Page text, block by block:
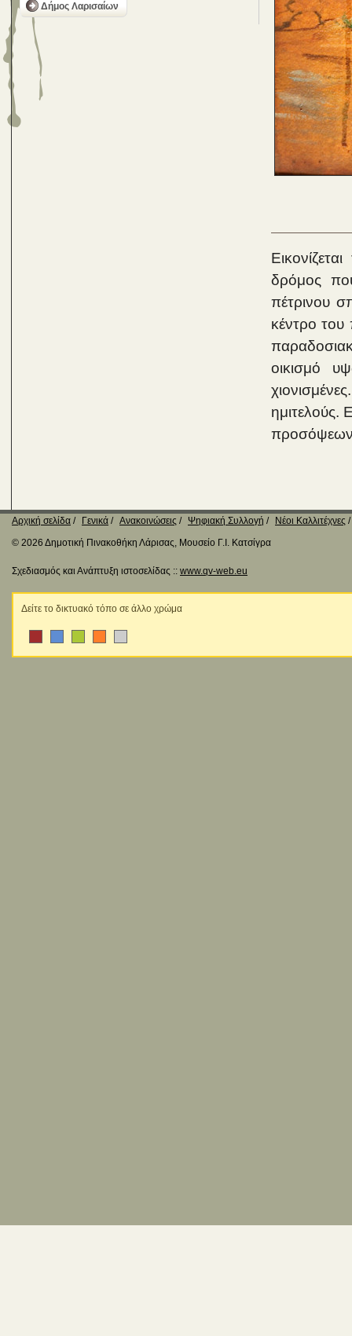
Δήμος Λαρισαίων
δρόμος
πέτρινου
κέντρο του
οικισμό
ημιτελούς.
προσόψεων
Αρχική σελίδα Γενικά Ανακοινώσεις Ψηφιακή Συλλογή
Νέοι Καλλιτέχνες
© 2026 Δημοτική Πινακοθήκη Λάρισας, Μουσείο Γ.Ι. Κατσίγρα
Σχεδιασμός και Ανάπτυξη ιστοσελίδας :: www.qv-web.eu
Δείτε το δικτυακό τόπο σε άλλο χρώμα